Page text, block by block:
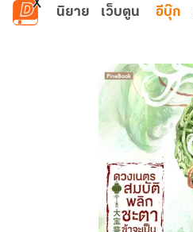
ข้ามไปยังเนื้อหาหลัก
นิยาย เว็บตูน อีบุ๊ก